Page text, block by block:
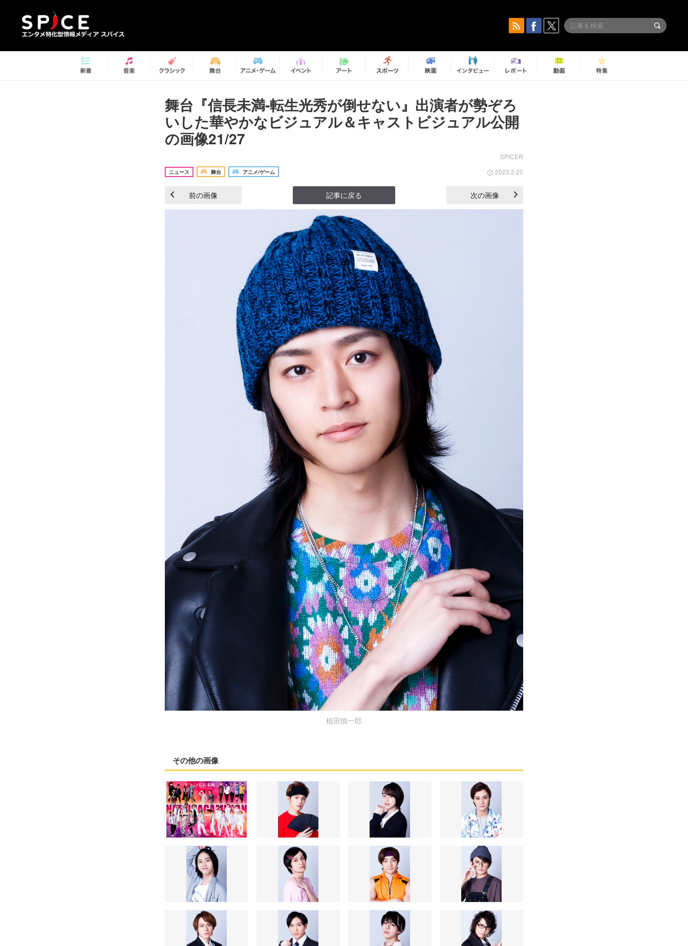
舞台『信長未満-転生光秀が倒せない』出演者が勢ぞろ
いした華やかなビジュアル＆キャストビジュアル公開
の画像21/27
SPICER
ニュース 舞台 アニメ/ゲーム 2023.2.20
前の画像 記事に戻る 次の画像
植田慎一郎
その他の画像